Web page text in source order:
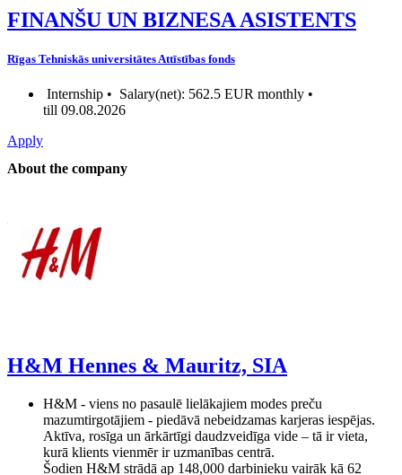
FINANŠU UN BIZNESA ASISTENTS
Rīgas Tehniskās universitātes Attīstības fonds
Internship • Salary(net): 562.5 EUR monthly •
till 09.08.2026
Apply
About the company
H&M Hennes & Mauritz, SIA
H&M - viens no pasaulē lielākajiem modes preču
mazumtirgotājiem - piedāvā nebeidzamas karjeras iespējas.
Aktīva, rosīga un ārkārtīgi daudzveidīga vide – tā ir vieta,
kurā klients vienmēr ir uzmanības centrā.
Šodien H&M strādā ap 148,000 darbinieku vairāk kā 62